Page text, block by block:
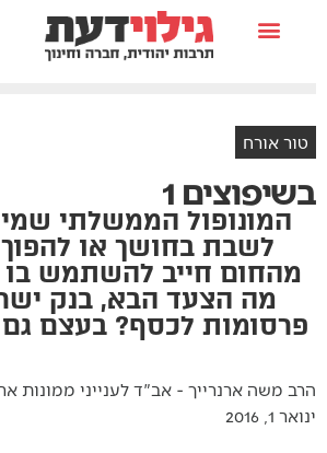
טור אורח
בשיפוצים 1
המונופול הממשלתי
לשבת בחושך או
מהחום חייב להשתמש
מה הצעד הבא, בנק
פרסומות לכסף? בעצם גם
הרב משה ארנרייך - אב"ד לענייני ממונות
ינואר 1, 2016